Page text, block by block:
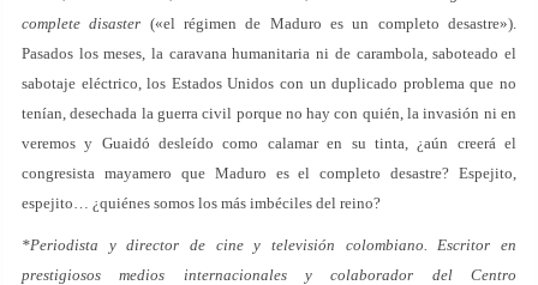
complete disaster («el régimen de Maduro es un completo desastre»).
Pasados los meses, la caravana humanitaria ni de carambola, saboteado el
sabotaje eléctrico, los Estados Unidos con un duplicado problema que no
tenían, desechada la guerra civil porque no hay con quién, la invasión ni en
veremos y Guaidó desleído como calamar en su tinta, ¿aún creerá el
congresista mayamero que Maduro es el completo desastre? Espejito,
espejito… ¿quiénes somos los más imbéciles del reino?
*Periodista y director de cine y televisión colombiano. Escritor en
prestigiosos medios internacionales y colaborador del Centro